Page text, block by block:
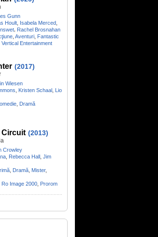
Gunn
Hoult Isabela Merced
, Rachel Brosnahan
Aventuri Fantastic
Vertical Entertainment
(2017)
Wiesen
Kristen Schaal Lio
Dramă
Circuit (2013)
Crowley
Rebecca Hall Jim
Dramă Mister,
Ro Image 2000 Prorom